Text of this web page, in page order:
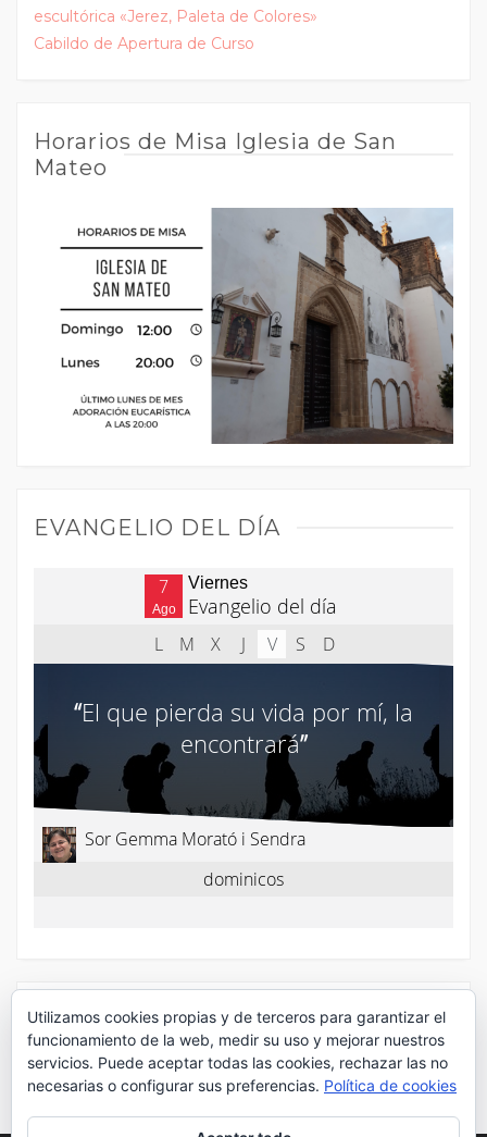
escultórica «Jerez, Paleta de Colores»
Cabildo de Apertura de Curso
Horarios de Misa Iglesia de San
Mateo
EVANGELIO DEL DÍA
¡Síguenos en Twitter!
Mis tuits
Utilizamos cookies propias y de terceros para garantizar el
funcionamiento de la web, medir su uso y mejorar nuestros
servicios. Puede aceptar todas las cookies, rechazar las no
necesarias o configurar sus preferencias. Política de cookies